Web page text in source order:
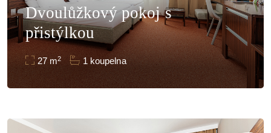
Dvoulůžkový pokoj s
přistýlkou
27 m2 1 koupelna